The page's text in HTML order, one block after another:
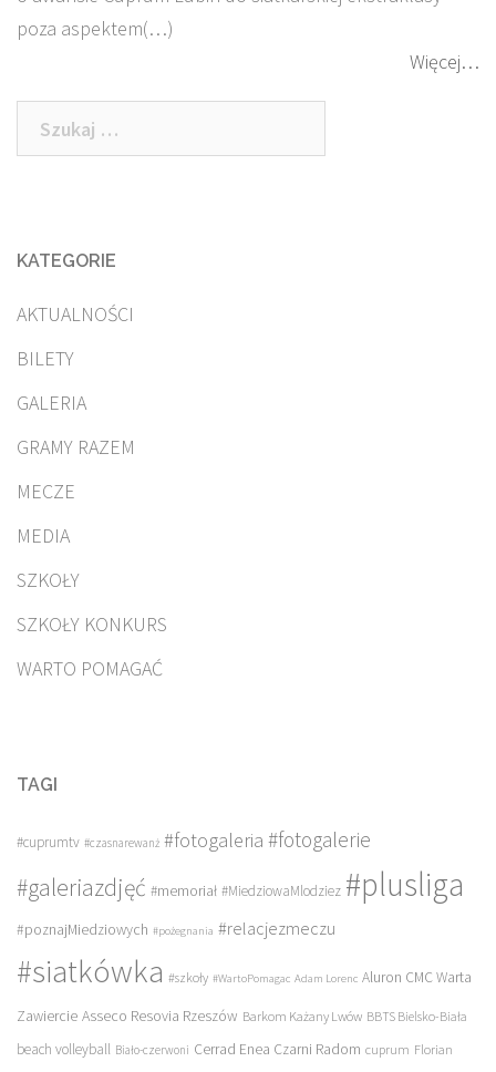
poza aspektem(…)
Więcej…
Szukaj:
KATEGORIE
AKTUALNOŚCI
BILETY
GALERIA
GRAMY RAZEM
MECZE
MEDIA
SZKOŁY
SZKOŁY KONKURS
WARTO POMAGAĆ
TAGI
#cuprumtv #czasnarewanż #fotogaleria #fotogalerie
#galeriazdjęć #memoriał #MiedziowaMlodziez #plusliga
#poznajMiedziowych #pożegnania #relacjezmeczu
#siatkówka #szkoły #WartoPomagac Adam Lorenc Aluron CMC Warta
Zawiercie Asseco Resovia Rzeszów Barkom Każany Lwów BBTS Bielsko-Biała
beach volleyball Biało-czerwoni Cerrad Enea Czarni Radom cuprum Florian